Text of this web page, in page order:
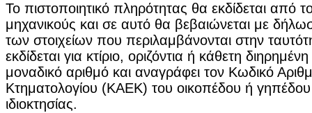
Το πιστοποιητικό πληρότητας θα εκδίδεται από
μηχανικούς και σε αυτό θα βεβαιώνεται με
των στοιχείων που περιλαμβάνονται στην
εκδίδεται για κτίριο, οριζόντια ή κάθετη διηρημένη
μοναδικό αριθμό και αναγράφει τον Κωδικό
Κτηματολογίου (ΚΑΕΚ) του οικοπέδου ή
ιδιοκτησίας.